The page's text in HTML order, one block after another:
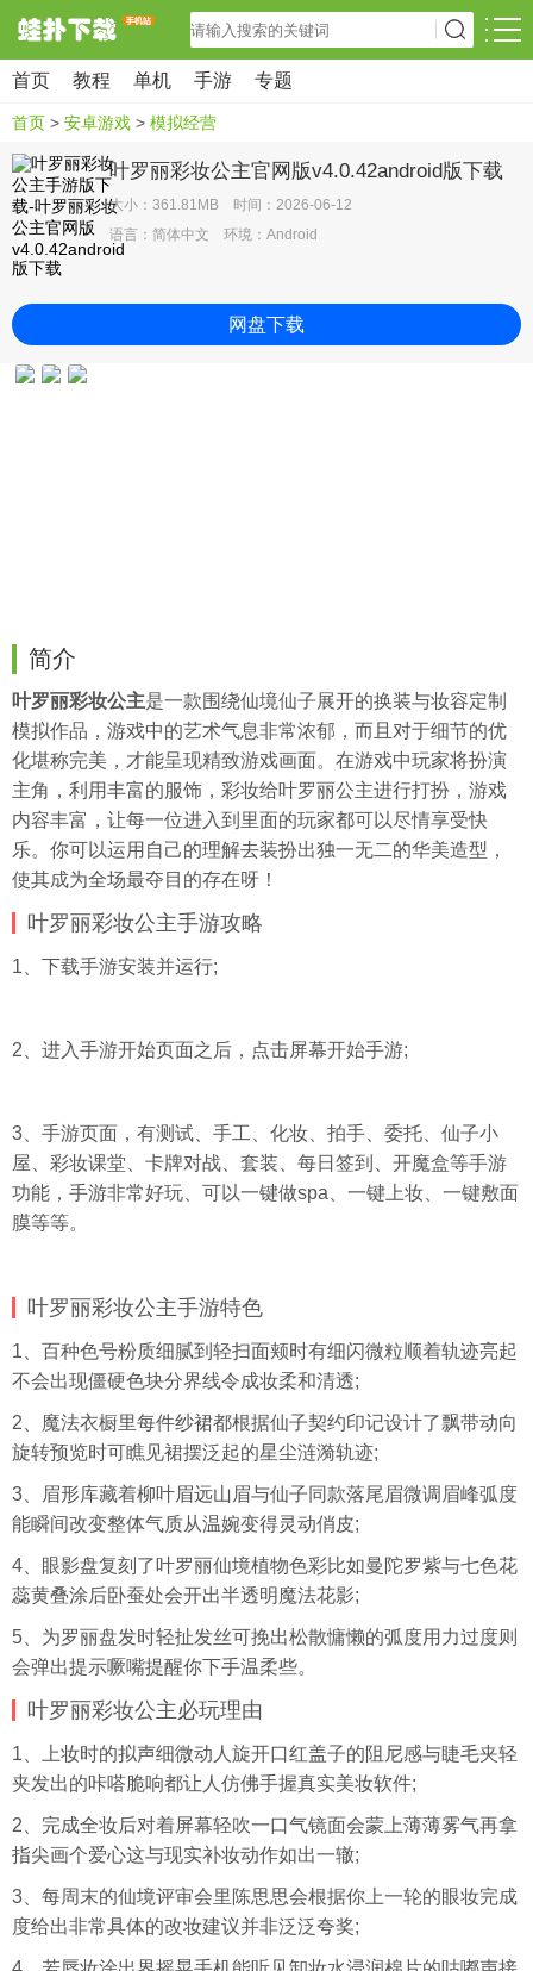
首页 教程 单机 手游 专题
首页 > 安卓游戏 > 模拟经营
叶罗丽彩妆公主官网版v4.0.42android版下载
大小：361.81MB 时间：2026-06-12
语言：简体中文 环境：Android
网盘下载
简介
叶罗丽彩妆公主是一款围绕仙境仙子展开的换装与妆容定制
模拟作品，游戏中的艺术气息非常浓郁，而且对于细节的优
化堪称完美，才能呈现精致游戏画面。在游戏中玩家将扮演
主角，利用丰富的服饰，彩妆给叶罗丽公主进行打扮，游戏
内容丰富，让每一位进入到里面的玩家都可以尽情享受快
乐。你可以运用自己的理解去装扮出独一无二的华美造型，
使其成为全场最夺目的存在呀！
叶罗丽彩妆公主手游攻略
1、下载手游安装并运行;
2、进入手游开始页面之后，点击屏幕开始手游;
3、手游页面，有测试、手工、化妆、拍手、委托、仙子小
屋、彩妆课堂、卡牌对战、套装、每日签到、开魔盒等手游
功能，手游非常好玩、可以一键做spa、一键上妆、一键敷面
膜等等。
叶罗丽彩妆公主手游特色
1、百种色号粉质细腻到轻扫面颊时有细闪微粒顺着轨迹亮起
不会出现僵硬色块分界线令成妆柔和清透;
2、魔法衣橱里每件纱裙都根据仙子契约印记设计了飘带动向
旋转预览时可瞧见裙摆泛起的星尘涟漪轨迹;
3、眉形库藏着柳叶眉远山眉与仙子同款落尾眉微调眉峰弧度
能瞬间改变整体气质从温婉变得灵动俏皮;
4、眼影盘复刻了叶罗丽仙境植物色彩比如曼陀罗紫与七色花
蕊黄叠涂后卧蚕处会开出半透明魔法花影;
5、为罗丽盘发时轻扯发丝可挽出松散慵懒的弧度用力过度则
会弹出提示噘嘴提醒你下手温柔些。
叶罗丽彩妆公主必玩理由
1、上妆时的拟声细微动人旋开口红盖子的阻尼感与睫毛夹轻
夹发出的咔嗒脆响都让人仿佛手握真实美妆软件;
2、完成全妆后对着屏幕轻吹一口气镜面会蒙上薄薄雾气再拿
指尖画个爱心这与现实补妆动作如出一辙;
3、每周末的仙境评审会里陈思思会根据你上一轮的眼妆完成
度给出非常具体的改妆建议并非泛泛夸奖;